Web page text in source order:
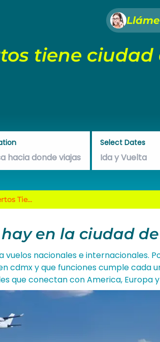
tiene ciudad
Select Dates
Tie...
en la ciudad
nacionales e internacionales.
cdmx y que funciones cumple cada
que conectan con America, Europa